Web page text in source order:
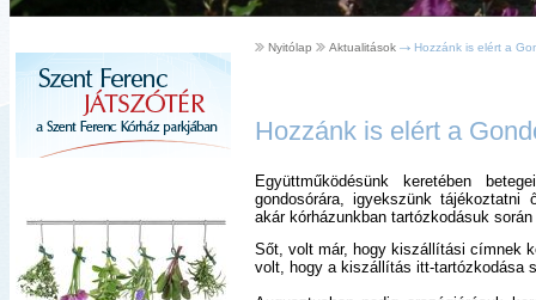
Nyitólap Aktualitások Hozzánk is elért a
Hozzánk is elért a
Együttműködésünk keretében
gondosórára, igyekszünk
akár kórházunkban tartózkodásuk
Sőt, volt már, hogy kiszállítási címnek
volt, hogy a kiszállítás itt-tartózkodása